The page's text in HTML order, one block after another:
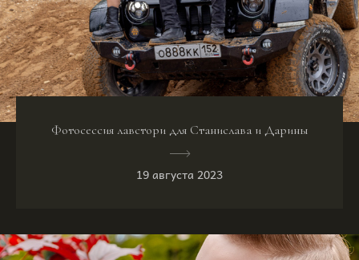
Фотосессия лавстори для Станислава и Дарины
19 августа 2023